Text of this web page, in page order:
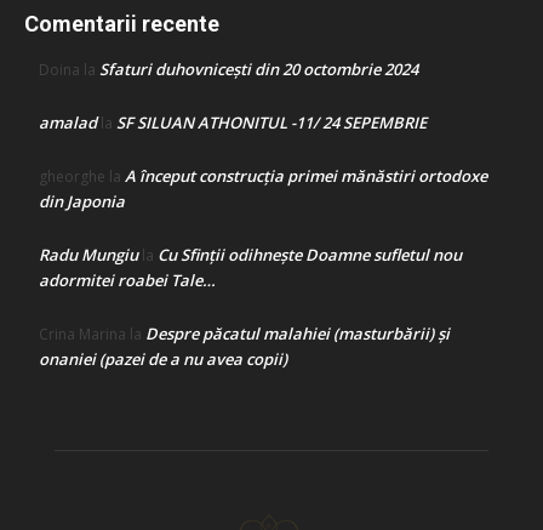
Comentarii recente
Doina la Sfaturi duhovnicești din 20 octombrie 2024
amaladla SF SILUAN ATHONITUL -11/ 24 SEPEMBRIE
gheorghe la A început construcţia primei mănăstiri ortodoxe
din Japonia
Radu Mungiula Cu Sfinții odihnește Doamne sufletul nou
adormitei roabei Tale…
Crina Marina la Despre păcatul malahiei (masturbării) şi
onaniei (pazei de a nu avea copii)